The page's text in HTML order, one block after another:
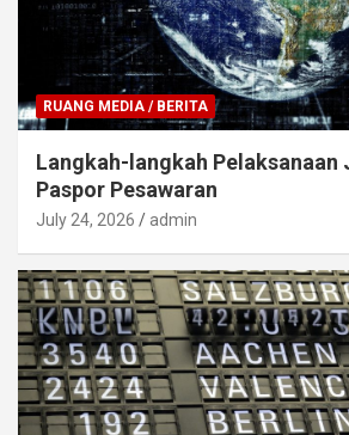
RUANG MEDIA / BERITA
Langkah-langkah Pelaksanaan
Paspor Pesawaran
July 24, 2026 admin